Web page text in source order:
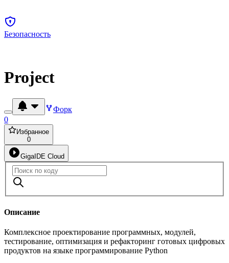
Безопасность
Project
Форк
0
Избранное
0
GigaIDE Cloud
Описание
Комплексное проектирование программных, модулей,
тестирование, оптимизация и рефакторинг готовых цифровых
продуктов на языке программирование Python